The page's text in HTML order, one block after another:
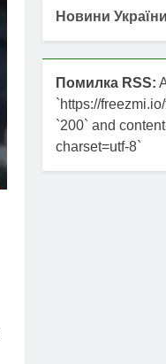
Новини
Помилка RSS:
`https://
`200` and
charset=utf-8`